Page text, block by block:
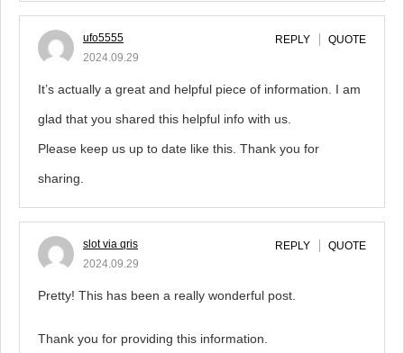
ufo5555
2024.09.29
REPLY QUOTE
It’s actually a great and helpful piece of information. I am
glad that you shared this helpful info with us.
Please keep us up to date like this. Thank you for
sharing.
slot via qris
2024.09.29
REPLY QUOTE
Pretty! This has been a really wonderful post.
Thank you for providing this information.